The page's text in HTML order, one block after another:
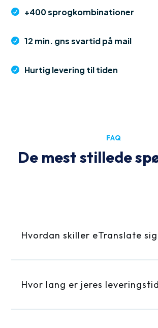
 +400 sprogkombinationer
 12 min. gns svartid på mail
 Hurtig levering til tiden
FAQ
De mest stillede
Hvordan skiller eTranslate
Hvor lang er jeres